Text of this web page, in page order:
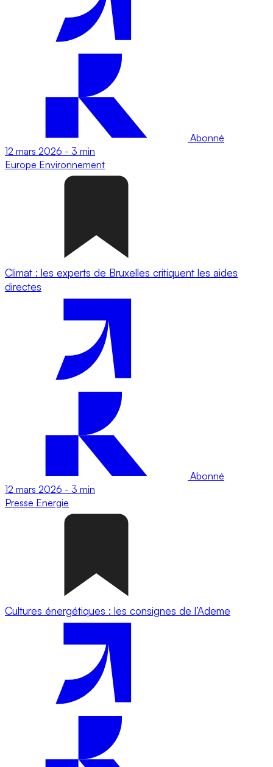
Abonné
12 mars 2026 - 3 min
Europe Environnement
Climat : les experts de Bruxelles critiquent les aides
directes
Abonné
12 mars 2026 - 3 min
Presse Energie
Cultures énergétiques : les consignes de l’Ademe